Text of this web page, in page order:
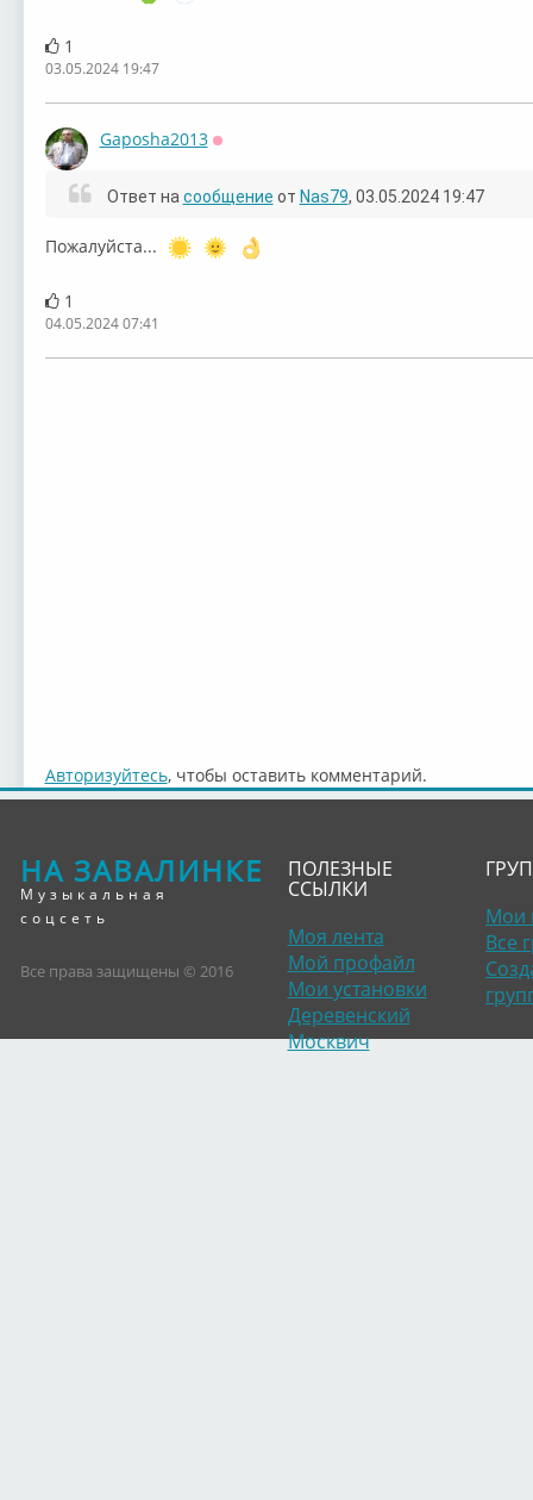
1
03.05.2024 19:47
Gaposha2013
Ответ на сообщение от Nas79, 03.05.2024 19:47
Пожалуйста...
1
04.05.2024 07:41
Авторизуйтесь, чтобы оставить комментарий.
НА ЗАВАЛИНКЕ
Музыкальная
соцсеть
Все права защищены © 2016
ПОЛЕЗНЫЕ
ССЫЛКИ
Моя лента
Мой профайл
Мои установки
Деревенский
Москвич
Мои
Все